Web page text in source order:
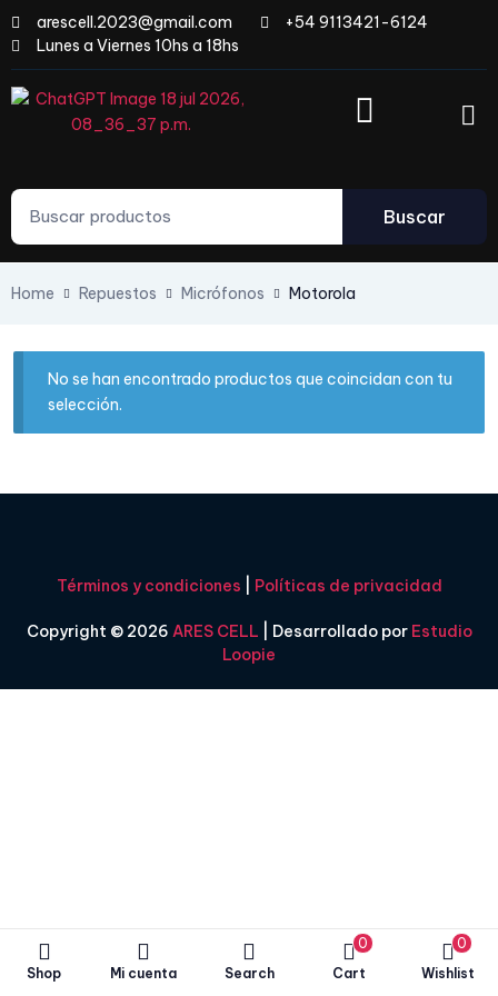
arescell.2023@gmail.com
+54 9113421-6124
Lunes a Viernes 10hs a 18hs
Buscar
Home Repuestos Micrófonos Motorola
No se han encontrado productos que coincidan con tu
selección.
Shop Mi cuenta Search Cart
0
Wishlist
0
Términos y condiciones Políticas de privacidad
Copyright © 2026 ARES CELL | Desarrollado por Estudio
Loopie